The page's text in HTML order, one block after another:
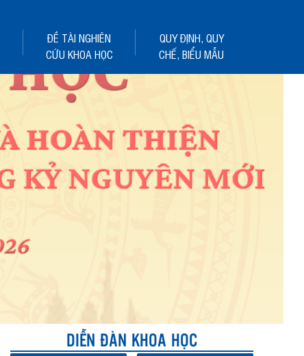
ĐỀ TÀI NGHIÊN
CỨU KHOA HỌC
QUY ĐỊNH, QUY
CHẾ, BIỂU MẪU
DIỄN ĐÀN KHOA HỌC